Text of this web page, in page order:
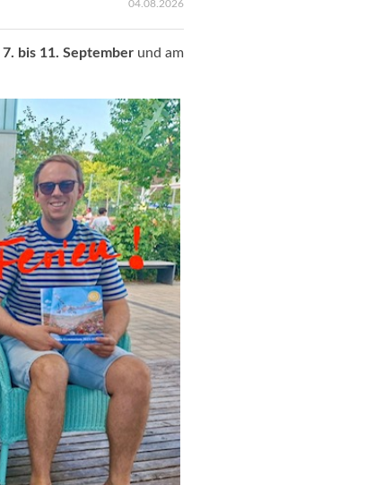
04.08.2026
7. bis 11. September und am